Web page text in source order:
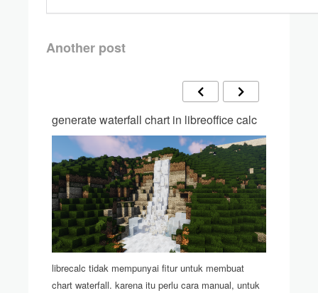
Another post
generate waterfall chart in libreoffice calc
librecalc tidak mempunyai fitur untuk membuat
chart waterfall. karena itu perlu cara manual, untuk